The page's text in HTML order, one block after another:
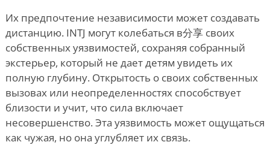
Их предпочтение независимости может создавать
дистанцию. INTJ могут колебаться в分享 своих
собственных уязвимостей, сохраняя собранный
экстерьер, который не дает детям увидеть их
полную глубину. Открытость о своих собственных
вызовах или неопределенностях способствует
близости и учит, что сила включает
несовершенство. Эта уязвимость может ощущаться
как чужая, но она углубляет их связь.